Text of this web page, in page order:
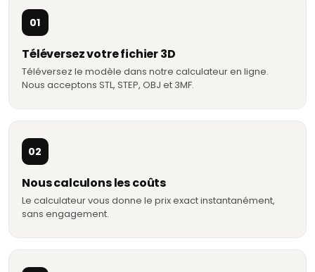
01
Téléversez votre fichier 3D
Téléversez le modèle dans notre calculateur en ligne.
Nous acceptons STL, STEP, OBJ et 3MF.
02
Nous calculons les coûts
Le calculateur vous donne le prix exact instantanément,
sans engagement.